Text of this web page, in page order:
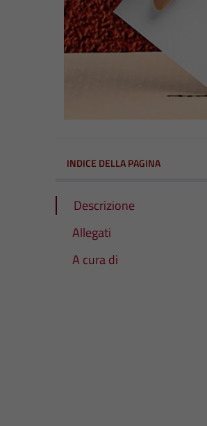
INDICE DELLA PAGINA
Descrizione
Allegati
A cura di